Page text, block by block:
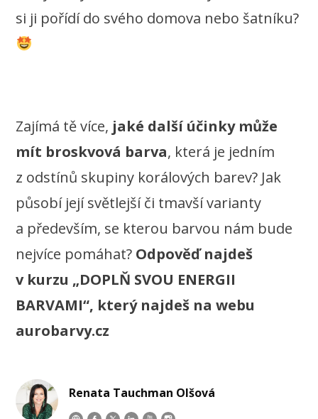
si ji pořídí do svého domova nebo šatníku?
Zajímá tě více, jaké další účinky může
mít broskvová barva, která je jedním
z odstínů skupiny korálových barev? Jak
působí její světlejší či tmavší varianty
a především, se kterou barvou nám bude
nejvíce pomáhat? Odpověď najdeš
v kurzu „DOPLŇ SVOU ENERGII
BARVAMI“, který najdeš na webu
aurobarvy.cz
Renata Tauchman Olšová